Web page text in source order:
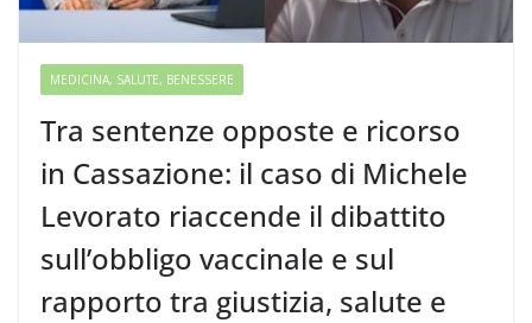
MEDICINA, SALUTE, BENESSERE
Tra sentenze opposte e ricorso
in Cassazione: il caso di Michele
Levorato riaccende il dibattito
sull’obbligo vaccinale e sul
rapporto tra giustizia, salute e